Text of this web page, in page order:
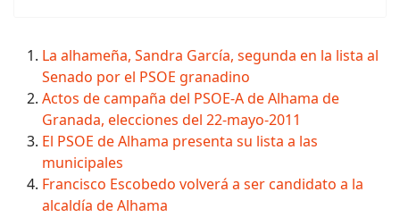
La alhameña, Sandra García, segunda en la lista al
Senado por el PSOE granadino
Actos de campaña del PSOE-A de Alhama de
Granada, elecciones del 22-mayo-2011
El PSOE de Alhama presenta su lista a las
municipales
Francisco Escobedo volverá a ser candidato a la
alcaldía de Alhama